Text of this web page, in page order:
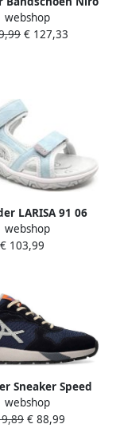
Jeans
webshop
€ 127,33
LARISA 91 06
dames
webshop
€ 103,99
Sneaker Speed
Blauw 8½ 42½
webshop
€ 88,99